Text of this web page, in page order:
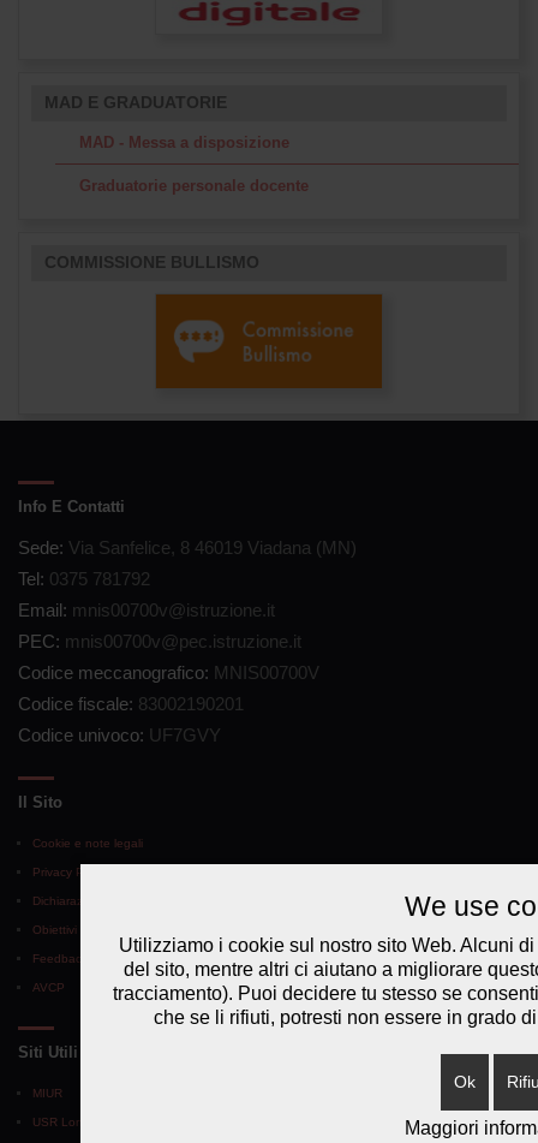
MAD E GRADUATORIE
MAD - Messa a disposizione
Graduatorie personale docente
COMMISSIONE BULLISMO
Info E Contatti
Sede: Via Sanfelice, 8 46019 Viadana (MN)
Tel: 0375 781792
Email: mnis00700v@istruzione.it
PEC: mnis00700v@pec.istruzione.it
Codice meccanografico: MNIS00700V
Codice fiscale: 83002190201
Codice univoco: UF7GVY
Il Sito
Cookie e note legali
Privacy Policy
Dichiarazione di accessibilità
Obiettivi di accessibilità
Feedback accessibilità
AVCP
Siti Utili
MIUR
USR Lombardia
We use
Utilizziamo i cookie sul nostro sito Web. Alcuni
del sito, mentre altri ci aiutano a migliorare
tracciamento). Puoi decidere tu stesso se
che se li rifiuti, potresti non essere in grado
Ok
Maggiori